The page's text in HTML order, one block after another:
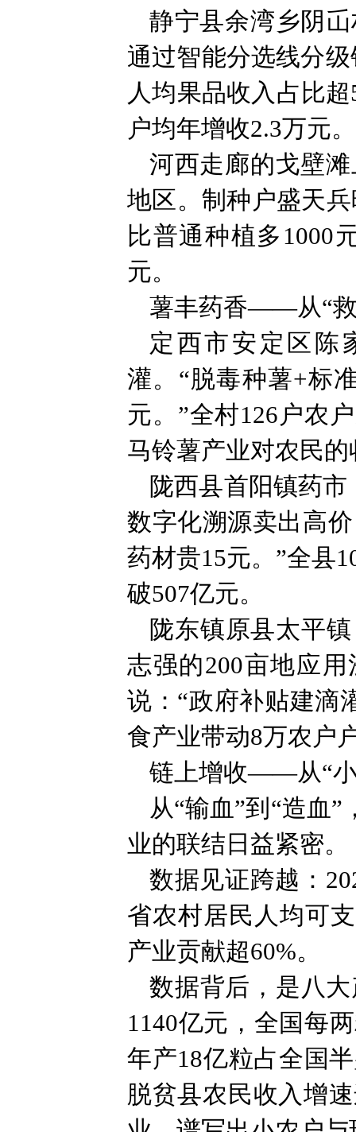
静宁县余湾乡阴
通过智能分选线分
人均果品收入占比
户均年增收2.3万元。
河西走廊的戈壁
地区。制种户盛天
比普通种植多1000
元。
薯丰药香——从“救
定西市安定区陈
灌。“脱毒种薯+标
元。”全村126户农
马铃薯产业对农民
陇西县首阳镇药
数字化溯源卖出高
药材贵15元。”全县
破507亿元。
陇东镇原县太平
志强的200亩地应
说：“政府补贴建滴
食产业带动8万农户
链上增收——从“小
从“输血”到“造血
业的联结日益紧密。
数据见证跨越：
省农村居民人均可
产业贡献超60%。
数据背后，是八
1140亿元，全国每
年产18亿粒占全国
脱贫县农民收入增